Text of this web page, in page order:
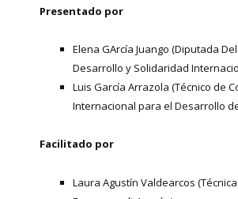
Presentado por
Elena GArcía Juango (Diputada
Desarrollo y Solidaridad
Luis García Arrazola (Técnico de
Internacional para el Desarrollo
Facilitado por
Laura Agustín Valdearcos